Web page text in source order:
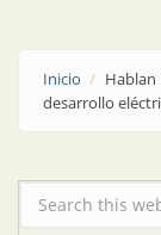
Inicio
Hablan
desarrollo
Formulario de